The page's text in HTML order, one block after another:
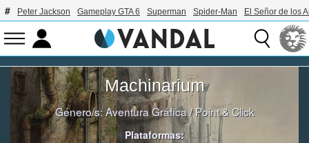
Peter Jackson Gameplay GTA 6 Superman Spider-Man El Señor de los
Machinarium
Género/s:Aventura Gráfica/Point & Click
Plataformas: